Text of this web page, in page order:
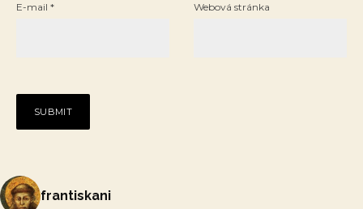
E-mail * Webová stránka
frantiskani